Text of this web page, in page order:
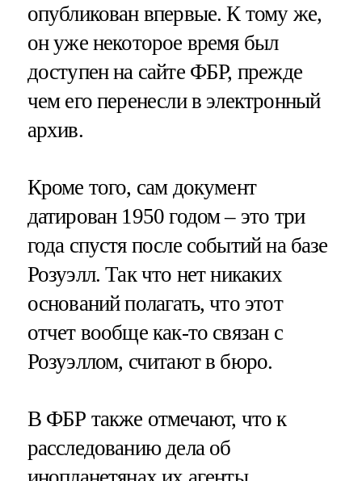
опубликован впервые. К тому же,
он уже некоторое время был
доступен на сайте ФБР, прежде
чем его перенесли в электронный
архив.
Кроме того, сам документ
датирован 1950 годом – это три
года спустя после событий на базе
Розуэлл. Так что нет никаких
оснований полагать, что этот
отчет вообще как-то связан с
Розуэллом, считают в бюро.
В ФБР также отмечают, что к
расследованию дела об